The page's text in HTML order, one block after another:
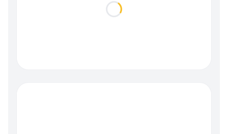
Loading...